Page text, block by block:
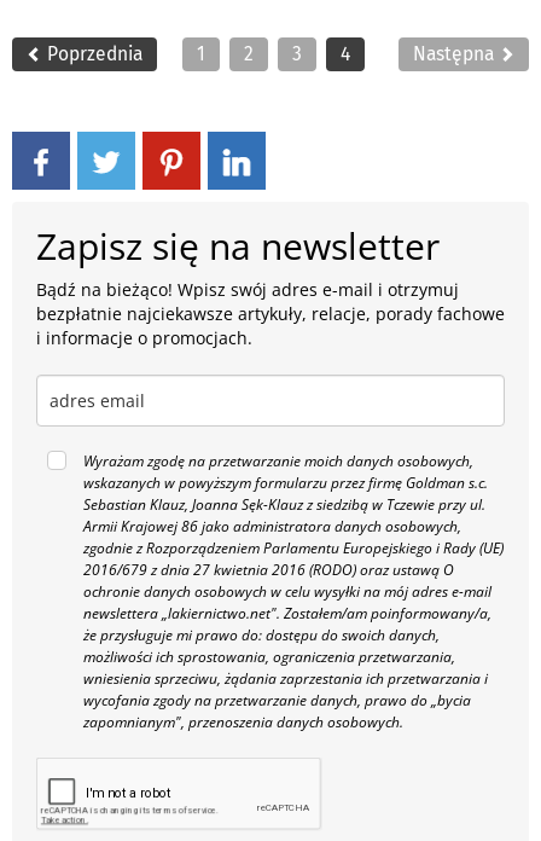
Poprzednia 1 2 3 4 Następna
Zapisz się na newsletter
Bądź na bieżąco! Wpisz swój adres e-mail i otrzymuj
bezpłatnie najciekawsze artykuły, relacje, porady fachowe
i informacje o promocjach.
Wyrażam zgodę na przetwarzanie moich danych osobowych,
wskazanych w powyższym formularzu przez firmę Goldman s.c.
Sebastian Klauz, Joanna Sęk-Klauz z siedzibą w Tczewie przy ul.
Armii Krajowej 86 jako administratora danych osobowych,
zgodnie z Rozporządzeniem Parlamentu Europejskiego i Rady (UE)
2016/679 z dnia 27 kwietnia 2016 (RODO) oraz ustawą O
ochronie danych osobowych w celu wysyłki na mój adres e-mail
newslettera „lakiernictwo.net". Zostałem/am poinformowany/a,
że przysługuje mi prawo do: dostępu do swoich danych,
możliwości ich sprostowania, ograniczenia przetwarzania,
wniesienia sprzeciwu, żądania zaprzestania ich przetwarzania i
wycofania zgody na przetwarzanie danych, prawo do „bycia
zapomnianym", przenoszenia danych osobowych.